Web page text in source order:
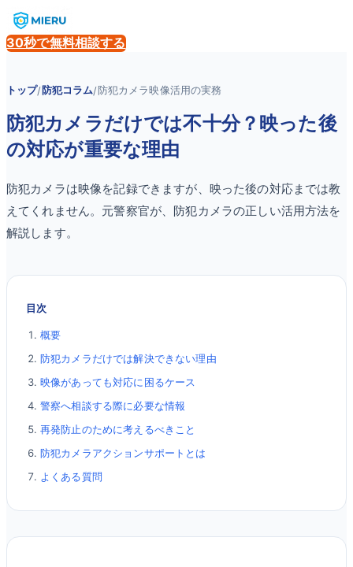
30秒で無料相談する
トップ/防犯コラム/防犯カメラ映像活用の実務
防犯カメラだけでは不十分？映った後
の対応が重要な理由
防犯カメラは映像を記録できますが、映った後の対応までは教
えてくれません。元警察官が、防犯カメラの正しい活用方法を
解説します。
目次
概要
防犯カメラだけでは解決できない理由
映像があっても対応に困るケース
警察へ相談する際に必要な情報
再発防止のために考えるべきこと
防犯カメラアクションサポートとは
よくある質問